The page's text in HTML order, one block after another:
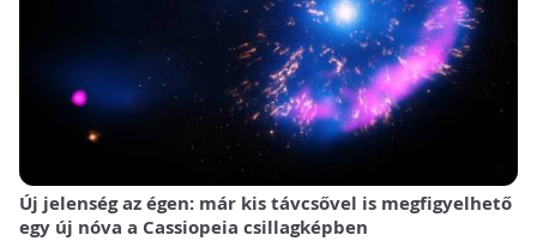
Új jelenség az égen: már kis távcsővel is megfigyelhető
egy új nóva a Cassiopeia csillagképben